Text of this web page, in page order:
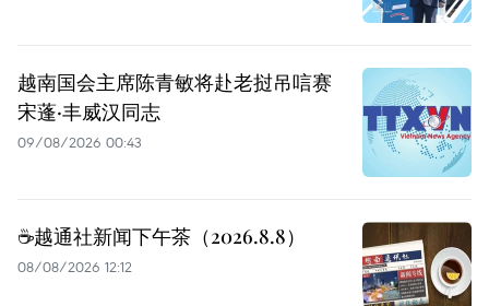
越南国会主席陈青敏将赴老挝吊唁赛
宋蓬·丰威汉同志
09/08/2026 00:43
☕️越通社新闻下午茶（2026.8.8）
08/08/2026 12:12